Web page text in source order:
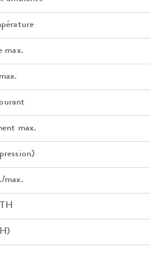
max.
max.
max.